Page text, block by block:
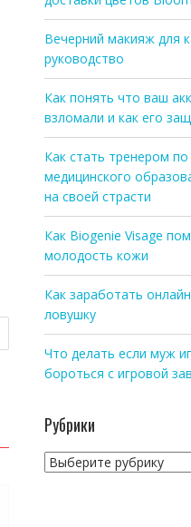
Вечерний макияж для
руководство
Как понять что ваш
взломали и как его
Как стать тренером
медицинского
на своей страсти
Как Biogenie Visage
молодость кожи
Как заработать
ловушку
Что делать если муж
бороться с игровой
Рубрики
Рубрики